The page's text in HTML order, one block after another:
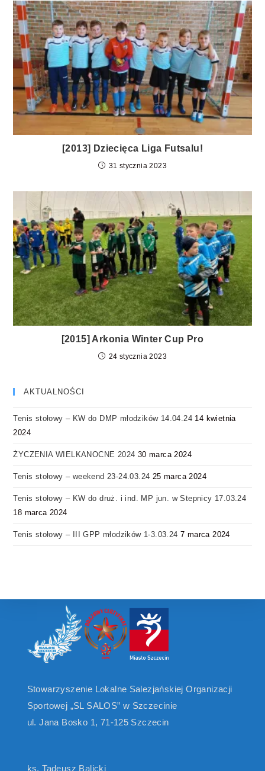
[2013] Dziecięca Liga Futsalu!
31 stycznia 2023
[2015] Arkonia Winter Cup Pro
24 stycznia 2023
AKTUALNOŚCI
Tenis stołowy – KW do DMP młodzików 14.04.24 14 kwietnia
2024
ŻYCZENIA WIELKANOCNE 2024 30 marca 2024
Tenis stołowy – weekend 23-24.03.24 25 marca 2024
Tenis stołowy – KW do druż. i ind. MP jun. w Stepnicy 17.03.24
18 marca 2024
Tenis stołowy – III GPP młodzików 1-3.03.24 7 marca 2024
Stowarzyszenie Lokalne Salezjańskiej Organizacji
Sportowej „SL SALOS” w Szczecinie
ul. Jana Bosko 1, 71-125 Szczecin
ks. Tadeusz Balicki